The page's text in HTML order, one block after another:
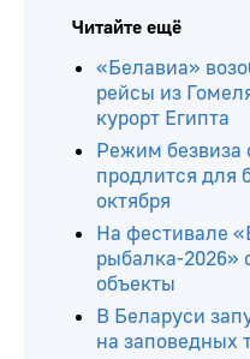
Читайте ещё
«Белавиа»
рейсы из
курорт Египта
Режим безвиза
продлится для
октября
На фестивале
рыбалка-2026»
объекты
В Беларуси
на заповедных